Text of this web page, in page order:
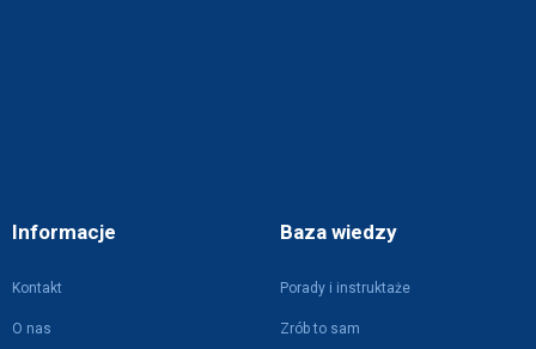
Informacje
Kontakt
O nas
Baza wiedzy
Porady i instruktaże
Zrób to sam